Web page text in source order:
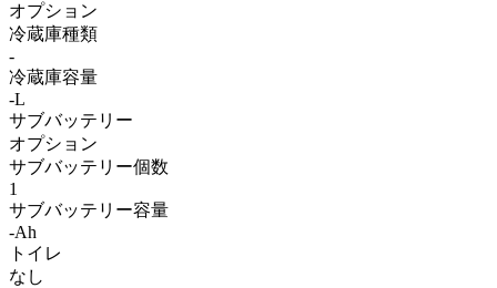
オプション
冷蔵庫種類
-
冷蔵庫容量
-L
サブバッテリー
オプション
サブバッテリー個数
1
サブバッテリー容量
-Ah
トイレ
なし